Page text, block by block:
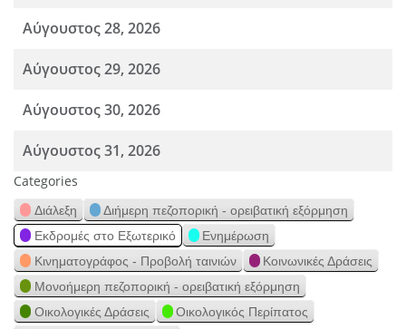
Αύγουστος 28, 2026
Αύγουστος 29, 2026
Αύγουστος 30, 2026
Αύγουστος 31, 2026
Categories
Διάλεξη
Διήμερη πεζοπορική - ορειβατική εξόρμηση
Εκδρομές στο Εξωτερικό
Ενημέρωση
Κινηματογράφος - Προβολή ταινιών
Κοινωνικές Δράσεις
Μονοήμερη πεζοπορική - ορειβατική εξόρμηση
Οικολογικές Δράσεις
Οικολογικός Περίπατος